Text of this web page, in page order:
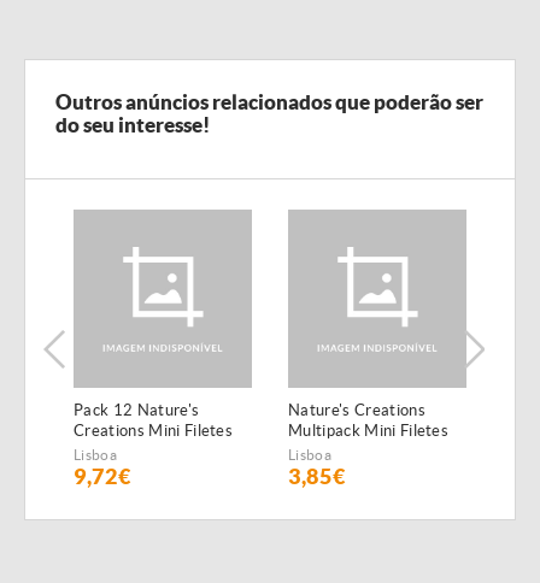
Outros anúncios relacionados que poderão ser
do seu interesse!
Pack 12 Nature's
Creations Mini Filetes
de Boi
Lisboa
9,72€
Nature's Creations
Multipack Mini Filetes
de Peixe do Oceano e
atum
Lisboa
3,85€